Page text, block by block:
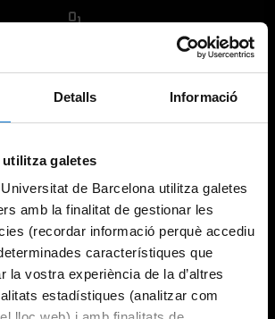
Detalls Informació
galetes
de Barcelona utilitza galetes
amb la finalitat de gestionar les
(recordar informació perquè accediu
característiques que
la vostra experiència de la d’altres
estadístiques (analitzar com